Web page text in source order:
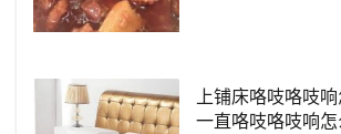
上铺床咯吱咯吱
一直咯吱咯吱响